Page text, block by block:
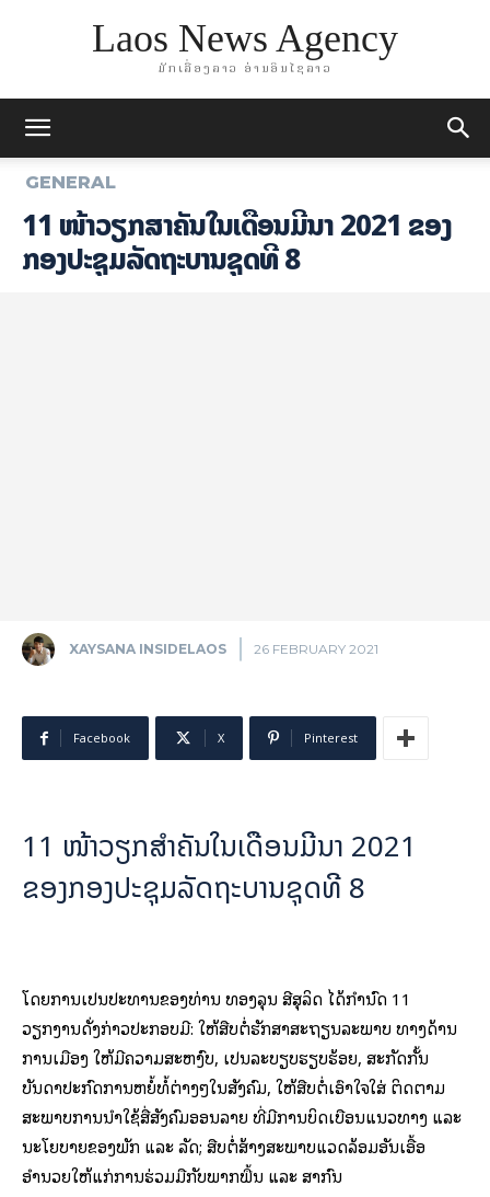
Laos News Agency
ມັກເລື່ອງລາວ ອ່ານອິນໄຊລາວ
GENERAL
11 ໜ້າວຽກສຳຄັນໃນເດືອນມີນາ 2021 ຂອງ
ກອງປະຊຸມລັດຖະບານຊຸດທີ 8
XAYSANA INSIDELAOS 26 FEBRUARY 2021
Facebook X Pinterest
11 ໜ້າວຽກສຳຄັນໃນເດືອນມີນາ 2021
ຂອງກອງປະຊຸມລັດຖະບານຊຸດທີ 8
ໂດຍການເປັນປະທານຂອງທ່ານ ທອງລຸນ ສີສຸລິດ ໄດ້ກຳນົດ 11
ວຽກງານດັ່ງກ່າວປະກອບມີ: ໃຫ້ສືບຕໍ່ຮັກສາສະຖຽນລະພາບ ທາງດ້ານ
ການເມືອງ ໃຫ້ມີຄວາມສະຫງົບ, ເປັນລະບຽບຮຽບຮ້ອຍ, ສະກັດກັ້ນ
ບັນດາປະກົດການຫຍໍ້ທໍ້ຕ່າງໆໃນສັງຄົມ, ໃຫ້ສືບຕໍ່ເອົາໃຈໃສ່ ຕິດຕາມ
ສະພາບການນໍາໃຊ້ສື່ສັງຄົມອອນລາຍ ທີ່ມີການບິດເບືອນແນວທາງ ແລະ
ນະໂຍບາຍຂອງພັກ ແລະ ລັດ; ສືບຕໍ່ສ້າງສະພາບແວດລ້ອມອັນເອື້ອ
ອໍານວຍໃຫ້ແກ່ການຮ່ວມມືກັບພາກພື້ນ ແລະ ສາກົນ